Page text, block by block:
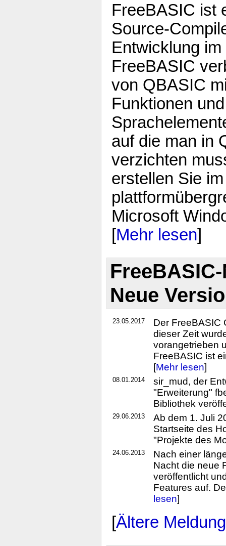
FreeBASIC ist
Source-
Entwicklung
FreeBASIC
von QBASIC
Funktionen
auf die man in
verzichten
erstellen Sie
Microsoft
[Mehr lesen]
Neue
23.05.2017
Der FreeBASIC
dieser Zeit
vorangetrieben
FreeBASIC ist
[Mehr lesen]
08.01.2014
sir_mud, der
"Erweiterung"
Bibliothek
29.06.2013
Ab dem 1. Juli
Startseite des
"Projekte des
24.06.2013
Nach einer
Nacht die neue
veröffentlicht
Features auf.
lesen]
[Ältere